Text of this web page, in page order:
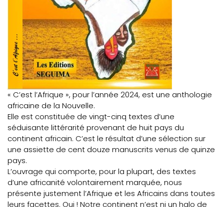
« C’est l’Afrique », pour l’année 2024, est une anthologie
africaine de la Nouvelle.
Elle est constituée de vingt-cinq textes d’une
séduisante littérarité provenant de huit pays du
continent africain. C’est le résultat d’une sélection sur
une assiette de cent douze manuscrits venus de quinze
pays.
L’ouvrage qui comporte, pour la plupart, des textes
d’une africanité volontairement marquée, nous
présente justement l’Afrique et les Africains dans toutes
leurs facettes. Oui ! Notre continent n’est ni un halo de